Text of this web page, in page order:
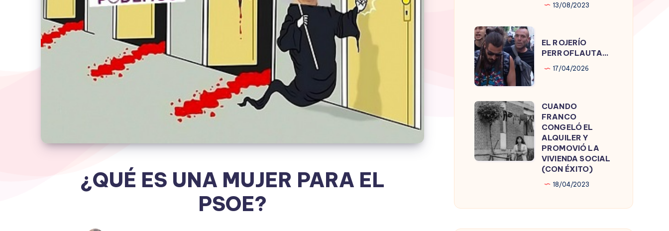
¿QUÉ ES UNA MUJER PARA EL
PSOE?
FUNCIONES.
13/08/2023
EL
ROJERÍO
PERROFLAUTA…
EL ROJERÍO
PERROFLAUTA…
17/04/2026
CUANDO
FRANCO
CONGELÓ
EL
ALQUILER
CUANDO
FRANCO
CONGELÓ EL
ALQUILER Y
PROMOVIÓ LA
VIVIENDA SOCIAL
(CON ÉXITO)
18/04/2023